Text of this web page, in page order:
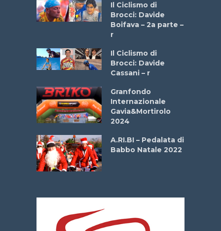
Il Ciclismo di
Brocci: Davide
Boifava – 2a parte –
r
Il Ciclismo di
Brocci: Davide
Cassani – r
Granfondo
Internazionale
Gavia&Mortirolo
2024
A.RI.BI – Pedalata di
Babbo Natale 2022